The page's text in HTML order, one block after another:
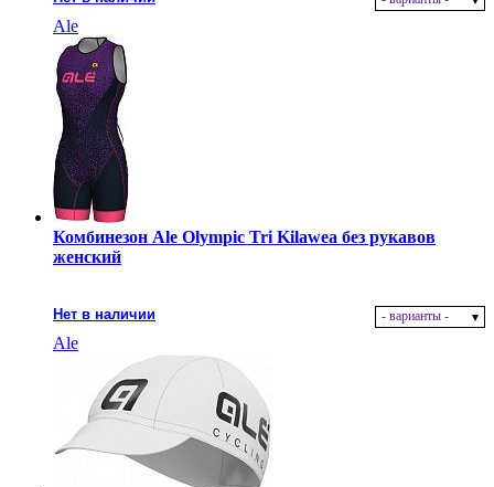
Ale
Комбинезон Ale Olympic Tri Kilawea без рукавов
женский
Нет в наличии - варианты -
Ale